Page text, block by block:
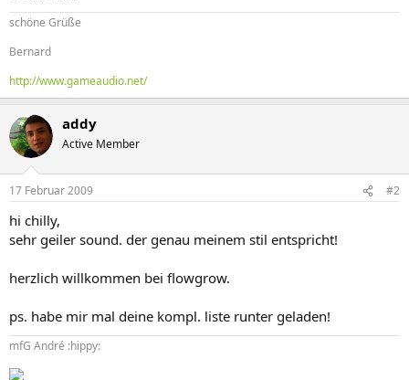
schöne Grüße
Bernard
http://www.gameaudio.net/
addy
Active Member
17 Februar 2009 #2
hi chilly,
sehr geiler sound. der genau meinem stil entspricht!
herzlich willkommen bei flowgrow.
ps. habe mir mal deine kompl. liste runter geladen!
mfG André :hippy: